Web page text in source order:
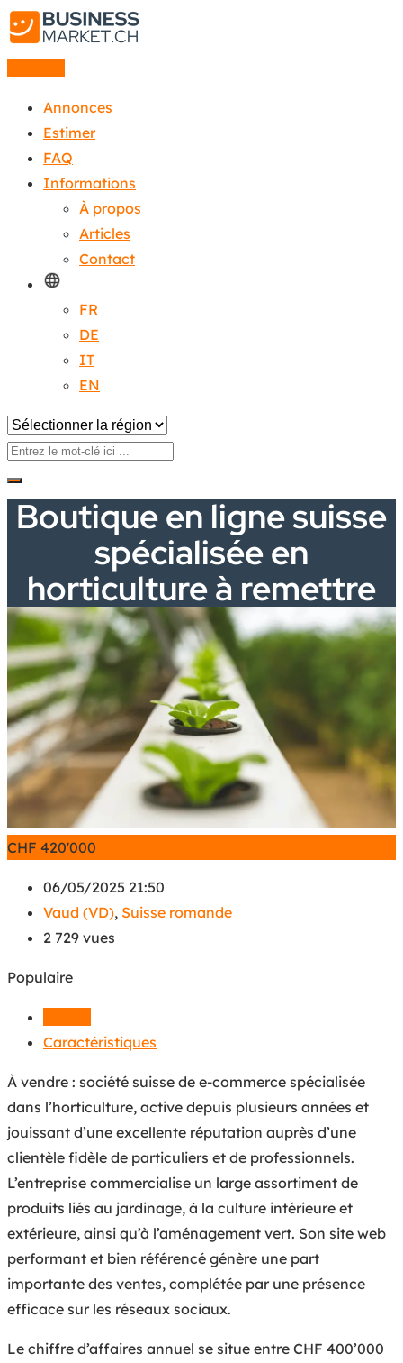
Annonces
Estimer
FAQ
Informations
À propos
Articles
Contact
FR
DE
IT
EN
Boutique en ligne suisse
spécialisée en
horticulture à remettre
CHF 420'000
06/05/2025 21:50
Vaud (VD), Suisse romande
2 729 vues
Populaire
Caractéristiques
À vendre : société suisse de e-commerce spécialisée
dans l’horticulture, active depuis plusieurs années et
jouissant d’une excellente réputation auprès d’une
clientèle fidèle de particuliers et de professionnels.
L’entreprise commercialise un large assortiment de
produits liés au jardinage, à la culture intérieure et
extérieure, ainsi qu’à l’aménagement vert. Son site web
performant et bien référencé génère une part
importante des ventes, complétée par une présence
efficace sur les réseaux sociaux.
Le chiffre d’affaires annuel se situe entre CHF 400’000